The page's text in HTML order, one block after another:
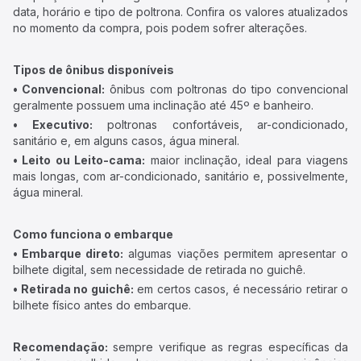
data, horário e tipo de poltrona. Confira os valores atualizados
no momento da compra, pois podem sofrer alterações.
Tipos de ônibus disponíveis
• Convencional: ônibus com poltronas do tipo convencional
geralmente possuem uma inclinação até 45º e banheiro.
• Executivo: poltronas confortáveis, ar-condicionado,
sanitário e, em alguns casos, água mineral.
• Leito ou Leito-cama: maior inclinação, ideal para viagens
mais longas, com ar-condicionado, sanitário e, possivelmente,
água mineral.
Como funciona o embarque
• Embarque direto: algumas viações permitem apresentar o
bilhete digital, sem necessidade de retirada no guichê.
• Retirada no guichê: em certos casos, é necessário retirar o
bilhete físico antes do embarque.
Recomendação: sempre verifique as regras específicas da